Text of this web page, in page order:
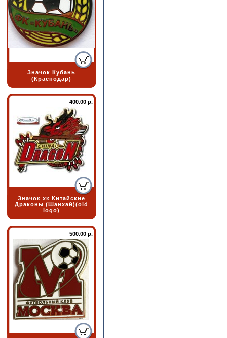
Значок Кубань
(Краснодар)
400.00 р.
Значок хк Китайские
Драконы (Шанхай)(old
logo)
500.00 р.